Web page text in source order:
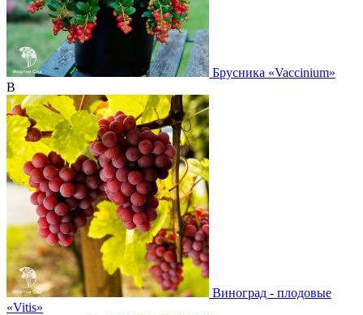
Брусника «Vaccinium»
В
Виноград - плодовые
«Vitis»